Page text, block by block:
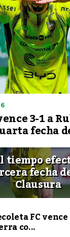
3-1 a
fecha
tiempo
fecha
Clausura
FC
co...